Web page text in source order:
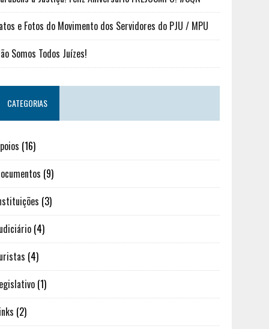
e Fotos do Movimento dos Servidores do PJU / MPU
Somos Todos Juízes!
CATEGORIAS
(16)
(9)
(3)
(4)
(4)
(1)
(2)